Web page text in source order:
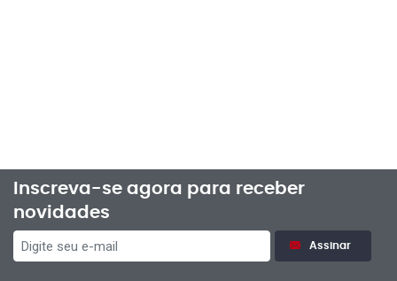
Inscreva-se agora para receber
novidades
Assinar